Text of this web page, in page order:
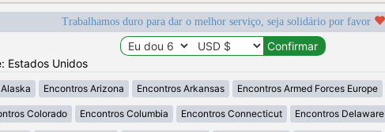
Trabalhamos duro para dar o melhor serviço, seja solidário por favor
Estados Unidos
Encontros Arizona Encontros Arkansas Encontros Armed Forces Europe
Colorado Encontros Columbia Encontros Connecticut Encontros Delaware